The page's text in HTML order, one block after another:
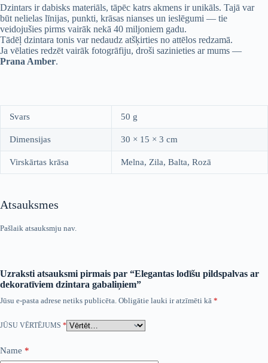
Dzintars ir dabisks materiāls, tāpēc katrs akmens ir unikāls. Tajā var
būt nelielas līnijas, punkti, krāsas nianses un ieslēgumi — tie
veidojušies pirms vairāk nekā 40 miljoniem gadu.
Tādēļ dzintara tonis var nedaudz atšķirties no attēlos redzamā.
Ja vēlaties redzēt vairāk fotogrāfiju, droši sazinieties ar mums —
Prana Amber.
Svars 50 g
Dimensijas 30 × 15 × 3 cm
Virskārtas krāsa Melna, Zila, Balta, Rozā
Atsauksmes
Pašlaik atsauksmju nav.
Uzraksti atsauksmi pirmais par “Elegantas lodīšu pildspalvas ar
dekoratīviem dzintara gabaliņiem”
Jūsu e-pasta adrese netiks publicēta. Obligātie lauki ir atzīmēti kā *
JŪSU VĒRTĒJUMS *
Name *